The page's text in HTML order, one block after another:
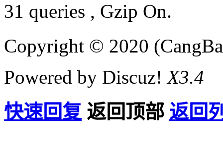
31 queries , Gzip On.
Copyright © 2020
Powered by Discuz!X3.4
快速回复 返回顶部 返回